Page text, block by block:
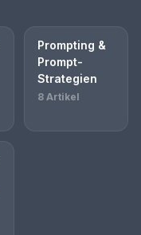
Prompting &
Prompt-
Strategien
8 Artikel